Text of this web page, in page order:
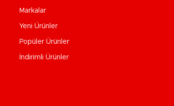
Markalar
Yeni Ürünler
Popüler Ürünler
İndirimli Ürünler